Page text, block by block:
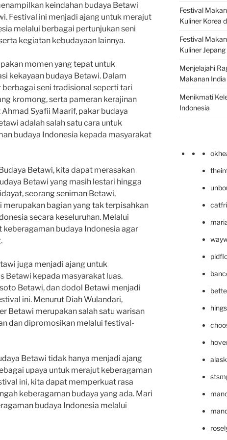
keindahan budaya Betawi
Festival ini menjadi ajang untuk merajut
melalui berbagai pertunjukan seni
kegiatan kebudayaan lainnya.
momen yang tepat untuk
kekayaan budaya Betawi. Dalam
seni tradisional seperti tari
kromong, serta pameran kerajinan
Syafii Maarif, pakar budaya
adalah salah satu cara untuk
budaya Indonesia kepada masyarakat
Betawi, kita dapat merasakan
Betawi yang masih lestari hingga
seorang seniman Betawi,
bagian yang tak terpisahkan
secara keseluruhan. Melalui
budaya Indonesia agar
juga menjadi ajang untuk
Betawi kepada masyarakat luas.
Betawi, dan dodol Betawi menjadi
ini. Menurut Diah Wulandari,
Betawi merupakan salah satu warisan
dan dipromosikan melalui festival-
Betawi tidak hanya menjadi ajang
upaya untuk merajut keberagaman
ini, kita dapat memperkuat rasa
keberagaman budaya yang ada. Mari
budaya Indonesia melalui
Festival
Kuliner Korea
Festival
Kuliner
Menjelajahi
Makanan
Menikmati
Indonesia